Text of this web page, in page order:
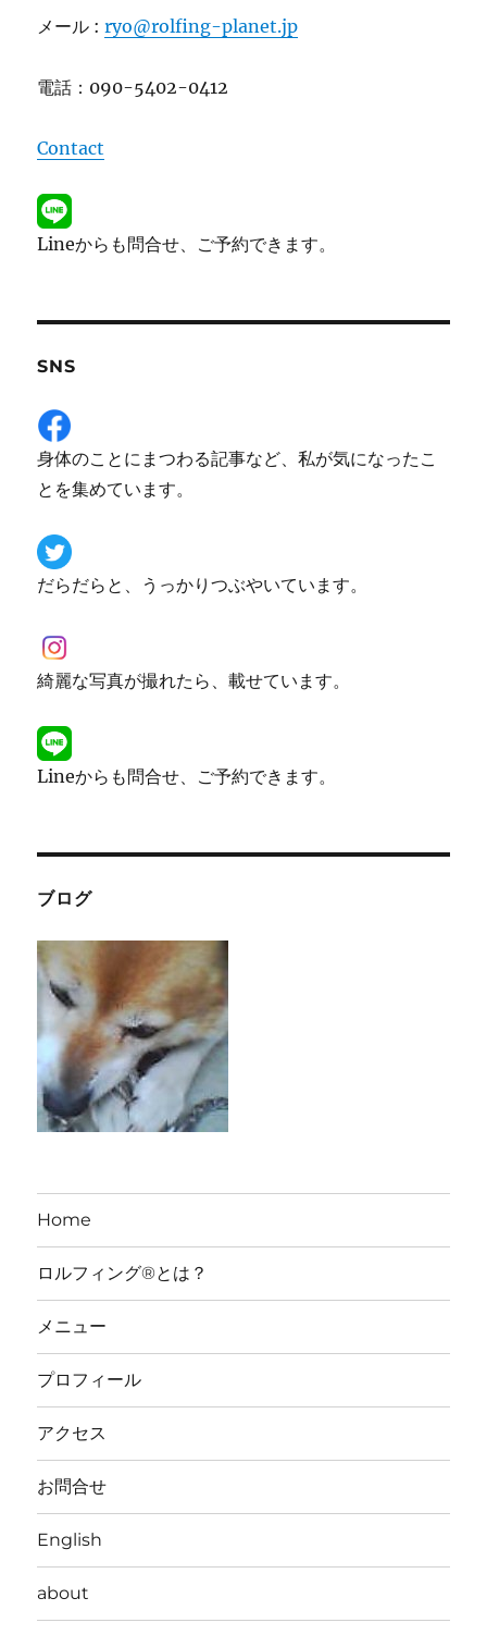
メール :ryo@rolfing-planet.jp
電話：090-5402-0412
Contact
Lineからも問合せ、ご予約できます。
SNS
身体のことにまつわる記事など、私が気になったこ
とを集めています。
だらだらと、うっかりつぶやいています。
綺麗な写真が撮れたら、載せています。
Lineからも問合せ、ご予約できます。
ブログ
Home
ロルフィング®とは？
メニュー
プロフィール
アクセス
お問合せ
English
about